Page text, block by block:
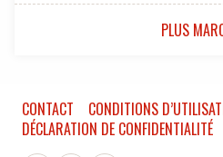
PLUS
CONTACT
CONDITIONS
DÉCLARATION DE CONFIDENTIALITÉ